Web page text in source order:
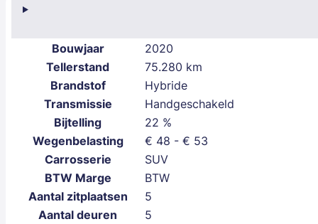
Bouwjaar
2020
Tellerstand
75.280 km
Brandstof
Hybride
Transmissie
Handgeschakeld
Bijtelling
22 %
Wegenbelasting
€ 48 - € 53
Carrosserie
SUV
BTW Marge
BTW
Aantal zitplaatsen
5
Aantal deuren
5